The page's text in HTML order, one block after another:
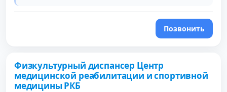
Позвонить
Физкультурный диспансер Центр
медицинской реабилитации и спортивной
медицины РКБ